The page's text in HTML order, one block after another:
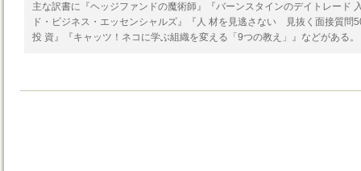
主な訳書に『ヘッジファンドの魔術師』『バーンスタインのデイトレード
ド・ビジネス・エッセンシャルズ』『人 材を見逃さない 見抜く面接質
投 資』『キャッツ！ネコに学ぶ組織を変える「9つの教え」』などがある。